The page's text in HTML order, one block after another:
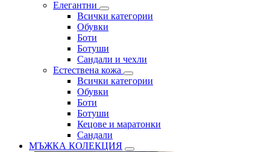
Елегантни
Всички категории
Обувки
Боти
Ботуши
Сандали и чехли
Естествена кожа
Всички категории
Обувки
Боти
Ботуши
Кецове и маратонки
Сандали
МЪЖКА КОЛЕКЦИЯ